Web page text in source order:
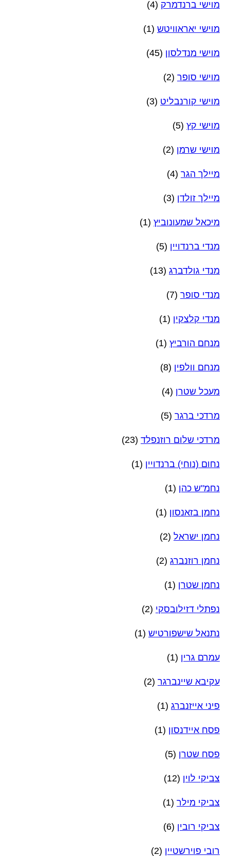
מוישי ברנדמרק (4)
מוישי יאראוויטש (1)
מוישי מנדלסון (45)
מוישי סופר (2)
מוישי קורנבליט (3)
מוישי קץ (5)
מוישי שרמן (2)
מיילך הגר (4)
מיילך זולדן (3)
מיכאל שמעונוביץ (1)
מנדי ברנדויין (5)
מנדי גולדברג (13)
מנדי סופר (7)
מנדי קלצקין (1)
מנחם הורביץ (1)
מנחם וולפין (8)
מעכל שטרן (4)
מרדכי ברגר (5)
מרדכי שלום רוזנפלד (23)
נחום (נוחי) ברנדויין (1)
נחמ"ש כהן (1)
נחמן בזאנסון (1)
נחמן ישראל (2)
נחמן רוזנברג (2)
נחמן שטרן (1)
נפתלי דזילובסקי (2)
נתנאל שישפורטיש (1)
עמרם גרין (1)
עקיבא שיינברגר (2)
פיני אייזנברג (1)
פסח איידנסון (1)
פסח שטרן (5)
צביקי לוין (12)
צביקי מילר (1)
צביקי רובין (6)
רובי פוירשטיין (2)